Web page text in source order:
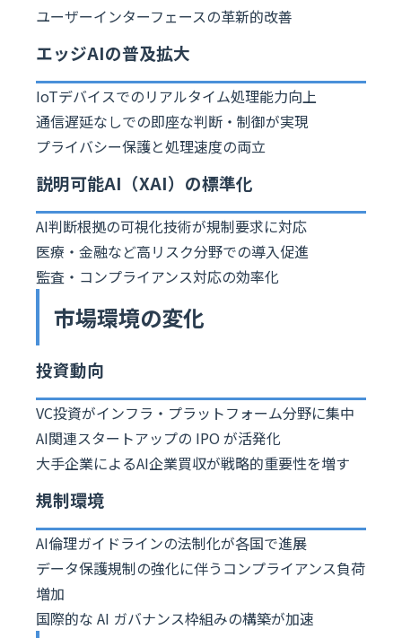
ユーザーインターフェースの革新的改善
エッジAIの普及拡大
IoTデバイスでのリアルタイム処理能力向上
通信遅延なしでの即座な判断・制御が実現
プライバシー保護と処理速度の両立
説明可能AI（XAI）の標準化
AI判断根拠の可視化技術が規制要求に対応
医療・金融など高リスク分野での導入促進
監査・コンプライアンス対応の効率化
市場環境の変化
投資動向
VC投資がインフラ・プラットフォーム分野に集中
AI関連スタートアップの IPO が活発化
大手企業によるAI企業買収が戦略的重要性を増す
規制環境
AI倫理ガイドラインの法制化が各国で進展
データ保護規制の強化に伴うコンプライアンス負荷
増加
国際的な AI ガバナンス枠組みの構築が加速